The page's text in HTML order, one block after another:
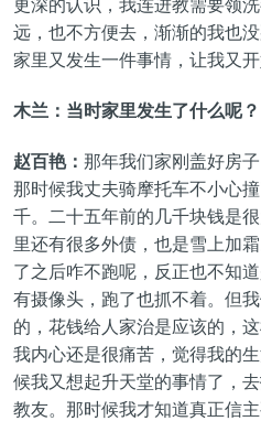
更深的认识，我连进教需要领
远，也不方便去，渐渐的我也
家里又发生一件事情，让我又开
木兰：当时家里发生了什么呢？
赵百艳： 那年我们家刚盖好房
那时候我丈夫骑摩托车不小心
千。二十五年前的几千块钱是
里还有很多外债，也是雪上加
了之后咋不跑呢，反正也不知
有摄像头，跑了也抓不着。但
的，花钱给人家治是应该的，
我内心还是很痛苦，觉得我的
候我又想起升天堂的事情了，
教友。那时候我才知道真正信